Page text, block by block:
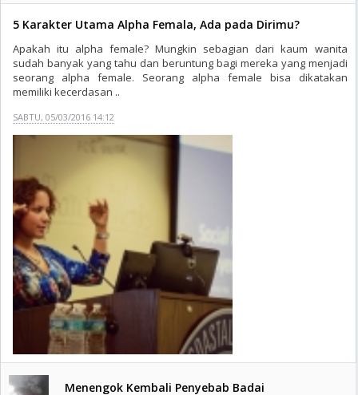
5 Karakter Utama Alpha Femala, Ada pada Dirimu?
Apakah itu alpha female? Mungkin sebagian dari kaum wanita
sudah banyak yang tahu dan beruntung bagi mereka yang menjadi
seorang alpha female. Seorang alpha female bisa dikatakan
memiliki kecerdasan ..
SABTU, 05/03/2016 14:12
Menengok Kembali Penyebab Badai